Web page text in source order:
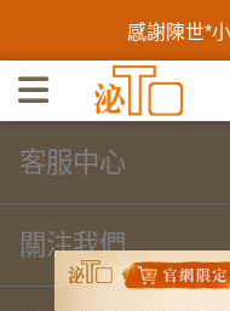
感謝陳世*
感謝陳勝*
感謝鐘明*
客服中心
關注我們